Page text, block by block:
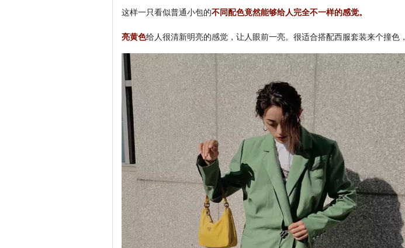
这样一只看似普通小包的不同配色竟然能够给人完全不一样的感觉。
亮黄色给人很清新明亮的感觉，让人眼前一亮。很适合搭配西服套装来个撞色，